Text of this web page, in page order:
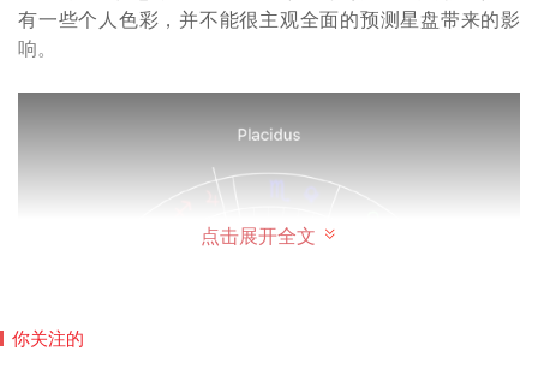
有一些个人色彩，并不能很主观全面的预测星盘带来的影
响。
点击展开全文
你关注的